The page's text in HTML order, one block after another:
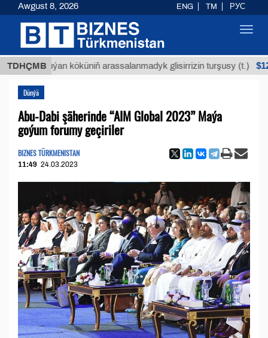
TDHÇMB
Buýan köküniň arassalanmadyk glisirrizin turşusy (t.) $12935,18
Dünýä
Abu-Dabi şäherinde “AIM Global 2023” Maýa
goýum forumy geçiriler
BIZNES TÜRKMENISTAN
11:49 24.03.2023
Awgust 8, 2026 ENG TM РУС